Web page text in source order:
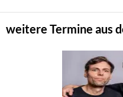
weitere Termine aus